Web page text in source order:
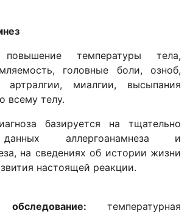
температуры тела,
головные боли, озноб,
артралгии, миалгии, высыпания
всему телу.
базируется на тщательно
аллергоанамнеза и
на сведениях об истории жизни
настоящей реакции.
температурная